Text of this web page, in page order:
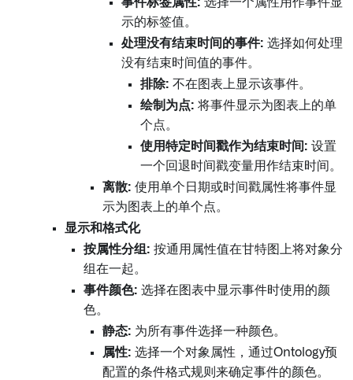
事件标签属性: 选择一个属性用作事件显
示的标签值。
处理没有结束时间的事件: 选择如何处理
没有结束时间值的事件。
排除: 不在图表上显示该事件。
绘制为点: 将事件显示为图表上的单
个点。
使用特定时间戳作为结束时间: 设置
一个回退时间戳变量用作结束时间。
离散: 使用单个日期或时间戳属性将事件显
示为图表上的单个点。
显示和格式化
按属性分组: 按通用属性值在甘特图上将对象分
组在一起。
事件颜色: 选择在图表中显示事件时使用的颜
色。
静态: 为所有事件选择一种颜色。
属性: 选择一个对象属性，通过Ontology预
配置的条件格式规则来确定事件的颜色。